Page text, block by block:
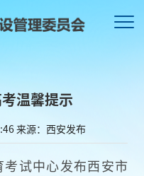
温馨提示
来源：西安发布
试中心发布西安市